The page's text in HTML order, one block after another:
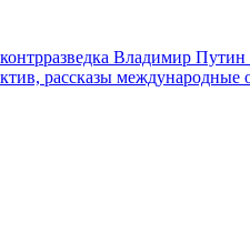
Владимир Путин
рассказы международные